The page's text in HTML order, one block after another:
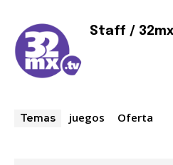
Staff / 32mx
Temas juegos Oferta